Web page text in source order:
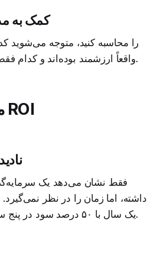
۵. کمک به
واقعاً ارزشمند بوده‌اند و کدام فقط منابع را هدر داده‌اند.
معایب شاخص ROI
۱.
یک سال با ۵۰ درصد سود در پنج سال تفاوت زیادی دارد.